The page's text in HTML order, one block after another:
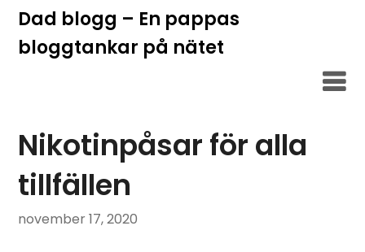
Hoppa
innehåll
Dad blogg – En pappas
bloggtankar på nätet
Nikotinpåsar för alla
tillfällen
november 17, 2020